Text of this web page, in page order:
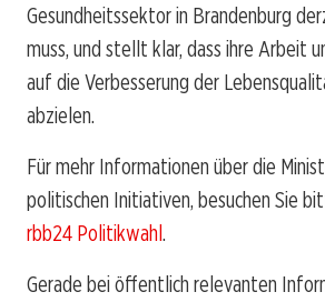
Gesundheitssektor in Brandenburg
muss, und stellt klar, dass ihre Arbeit
auf die Verbesserung der
abzielen.
Für mehr Informationen über die
politischen Initiativen, besuchen Sie
rbb24 Politikwahl.
Gerade bei öffentlich relevanten